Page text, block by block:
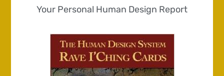
Your Personal Human Design Report